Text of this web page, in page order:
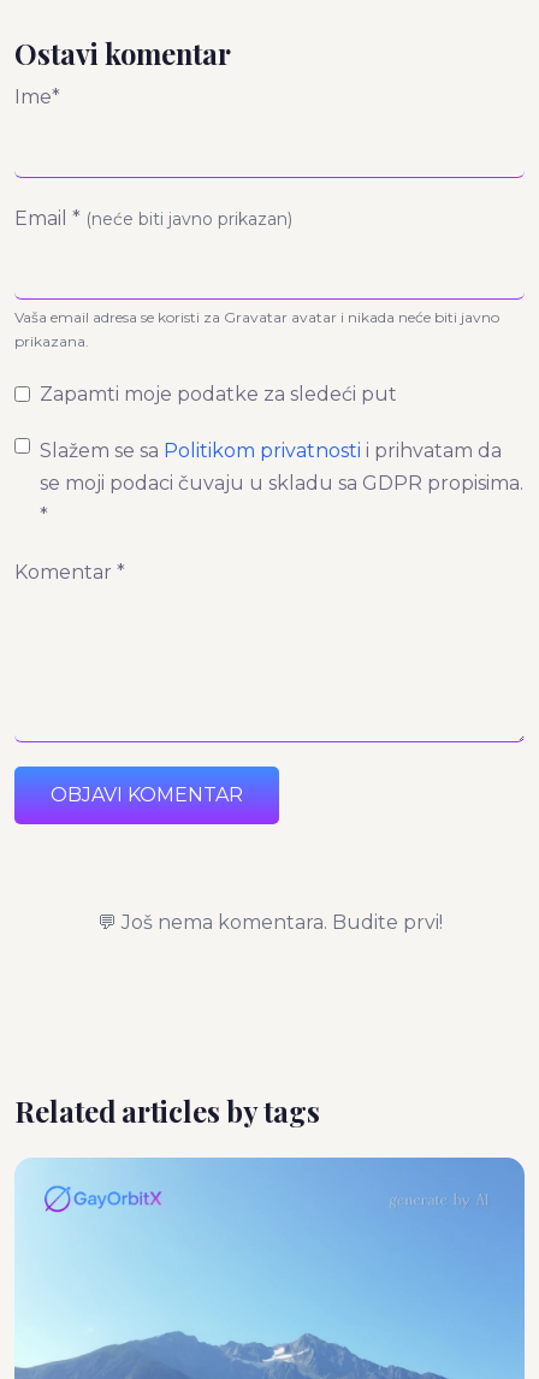
Ostavi komentar
Ime*
Email * (neće biti javno prikazan)
Vaša email adresa se koristi za Gravatar avatar i nikada neće biti javno
prikazana.
Zapamti moje podatke za sledeći put
Slažem se sa Politikom privatnosti i prihvatam da
se moji podaci čuvaju u skladu sa GDPR propisima.
*
Komentar *
OBJAVI KOMENTAR
💬 Još nema komentara. Budite prvi!
Related articles by tags